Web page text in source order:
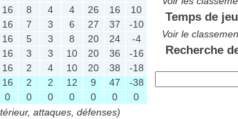
16 8 4 4 26 16
10
16 7 3 6 27 37
-10
16 5 3 8 20 24
-4
16 3 3 10 20 36
-16
16 2 4 10 20 38
-18
16 2 2 12 9 47
-38
0 0 0 0 0 0
0
attaques, défenses)
Temps de jeu
Voir le
Recherche